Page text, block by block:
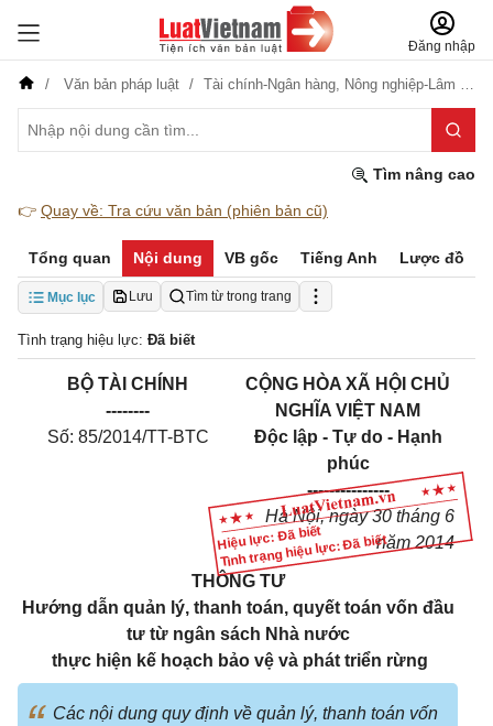
Đăng nhập
Văn bản pháp luật Tài chính-Ngân hàng, Nông nghiệp-Lâm nghiệp
Tìm nâng cao
👉 Quay về: Tra cứu văn bản (phiên bản cũ)
Tổng quan Nội dung VB gốc Tiếng Anh Lược đồ
Mục lục Lưu Tìm từ trong trang
Tình trạng hiệu lực: Đã biết
Hiệu lực: Đã biết
Tình trạng hiệu lực: Đã biết
BỘ TÀI CHÍNH
--------
Số: 85/2014/TT-BTC
CỘNG HÒA XÃ HỘI CHỦ
NGHĨA VIỆT NAM
Độc lập - Tự do - Hạnh
phúc
---------------
Hà Nội, ngày 30 tháng 6
năm 2014
THÔNG TƯ
Hướng dẫn quản lý, thanh toán, quyết toán vốn đầu
tư từ ngân sách Nhà nước
thực hiện kế hoạch bảo vệ và phát triển rừng
Các nội dung quy định về quản lý, thanh toán vốn